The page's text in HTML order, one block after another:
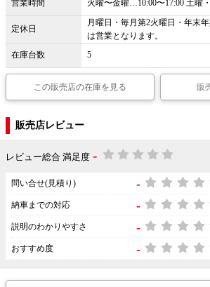
営業時間 火曜〜金曜…10:00〜17:00 土曜
定休日
月曜日・毎月第2火曜日・年末
は営業となります。
在庫台数
5
この販売店の在庫を見る 販
販売店レビュー
レビュー総合 満足度 -
問い合せ(見積り) -
納車までの対応 -
説明のわかりやすさ -
おすすめ度 -